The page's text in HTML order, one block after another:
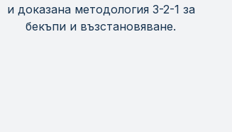
и доказана методология 3-2-1 за
бекъпи и възстановяване.